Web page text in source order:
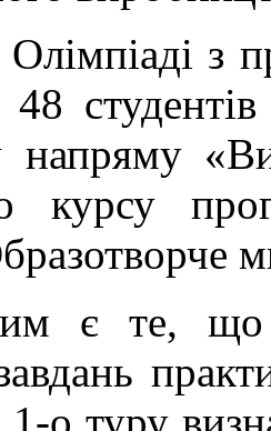
Олімпіаді з
48
напряму
курсу
є те, що
о туру